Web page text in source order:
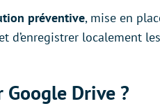
préventive, mise en
d’enregistrer localement les
Drive ?